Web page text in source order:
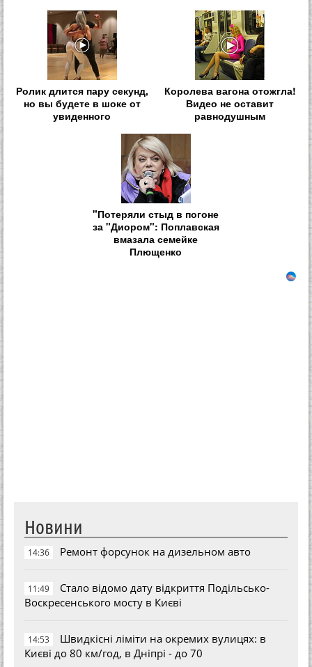
Ролик длится пару секунд,
но вы будете в шоке от
увиденного
Королева вагона отожгла!
Видео не оставит
равнодушным
"Потеряли стыд в погоне
за "Диором": Поплавская
вмазала семейке
Плющенко
Новини
14:36 Ремонт форсунок на дизельном авто
11:49
Стало відомо дату відкриття Подільсько-
Воскресенського мосту в Києві
14:53
Швидкісні ліміти на окремих вулицях: в
Києві до 80 км/год, в Дніпрі - до 70